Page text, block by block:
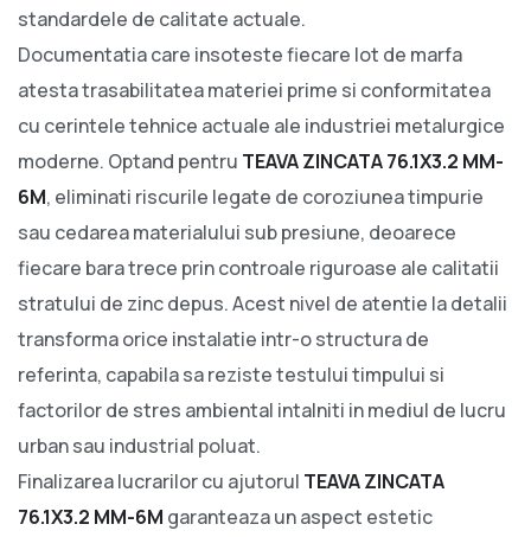
standardele de calitate actuale.
Documentatia care insoteste fiecare lot de marfa
atesta trasabilitatea materiei prime si conformitatea
cu cerintele tehnice actuale ale industriei metalurgice
moderne. Optand pentru TEAVA ZINCATA 76.1X3.2 MM-
6M, eliminati riscurile legate de coroziunea timpurie
sau cedarea materialului sub presiune, deoarece
fiecare bara trece prin controale riguroase ale calitatii
stratului de zinc depus. Acest nivel de atentie la detalii
transforma orice instalatie intr-o structura de
referinta, capabila sa reziste testului timpului si
factorilor de stres ambiental intalniti in mediul de lucru
urban sau industrial poluat.
Finalizarea lucrarilor cu ajutorul TEAVA ZINCATA
76.1X3.2 MM-6M garanteaza un aspect estetic